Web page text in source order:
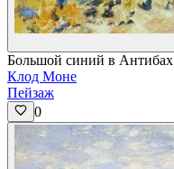
Большой синий в Антибах
Клод Моне
Пейзаж
0